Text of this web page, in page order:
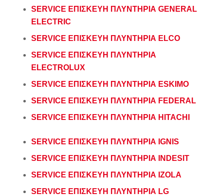
SERVICE ΕΠΙΣΚΕΥΗ ΠΛΥΝΤΗΡΙΑ GENERAL
ELECTRIC
SERVICE ΕΠΙΣΚΕΥΗ ΠΛΥΝΤΗΡΙΑ ELCO
SERVICE ΕΠΙΣΚΕΥΗ ΠΛΥΝΤΗΡΙΑ
ELECTROLUX
SERVICE ΕΠΙΣΚΕΥΗ ΠΛΥΝΤΗΡΙΑ ESKIMO
SERVICE ΕΠΙΣΚΕΥΗ ΠΛΥΝΤΗΡΙΑ FEDERAL
SERVICE ΕΠΙΣΚΕΥΗ ΠΛΥΝΤΗΡΙΑ HITACHI
SERVICE ΕΠΙΣΚΕΥΗ ΠΛΥΝΤΗΡΙΑ IGNIS
SERVICE ΕΠΙΣΚΕΥΗ ΠΛΥΝΤΗΡΙΑ INDESIT
SERVICE ΕΠΙΣΚΕΥΗ ΠΛΥΝΤΗΡΙΑ IZOLA
SERVICE ΕΠΙΣΚΕΥΗ ΠΛΥΝΤΗΡΙΑ LG